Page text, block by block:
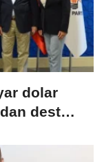
dolar
destek